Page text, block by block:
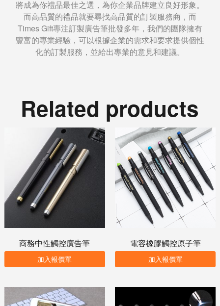
將成為你禮品最佳之選，為你企業品牌建立良好形象。
而高品質的禮品就要尋找高品質的訂製服務商，而
Times Gift專注訂製廣告筆批發多年，我們的團隊擁有
豐富的專業經驗，可以根據企業的需求和要求提供個性
化的訂製服務，並給出專業的意見和建議。
Related products
商務中性觸控廣告筆
加入報價單
電容橡膠觸控原子筆
加入報價單